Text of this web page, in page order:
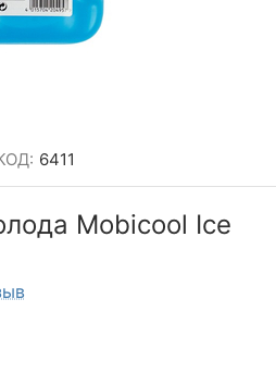
6411
Mobicool Ice